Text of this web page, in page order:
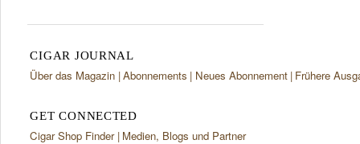
CIGAR JOURNAL
Über das Magazin Abonnements Neues Abonnement Frühere
GET CONNECTED
Cigar Shop Finder Medien, Blogs und Partner